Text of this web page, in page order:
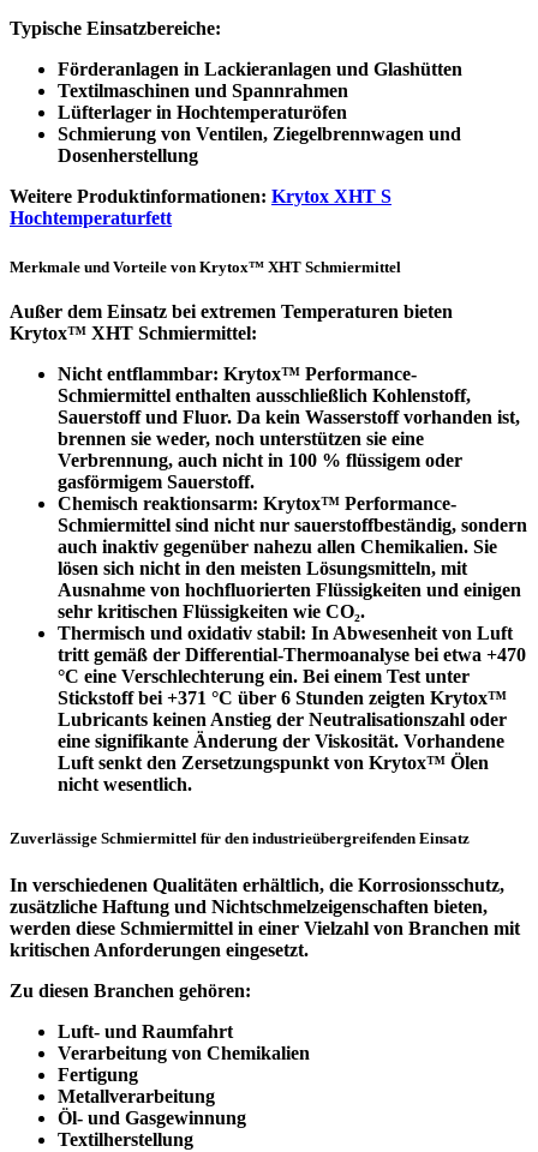
Typische Einsatzbereiche:
Förderanlagen in Lackieranlagen und Glashütten
Textilmaschinen und Spannrahmen
Lüfterlager in Hochtemperaturöfen
Schmierung von Ventilen, Ziegelbrennwagen und
Dosenherstellung
Weitere Produktinformationen: Krytox XHT S
Hochtemperaturfett
Merkmale und Vorteile von Krytox™ XHT Schmiermittel
Außer dem Einsatz bei extremen Temperaturen bieten
Krytox™ XHT Schmiermittel:
Nicht entflammbar: Krytox™ Performance-
Schmiermittel enthalten ausschließlich Kohlenstoff,
Sauerstoff und Fluor. Da kein Wasserstoff vorhanden ist,
brennen sie weder, noch unterstützen sie eine
Verbrennung, auch nicht in 100 % flüssigem oder
gasförmigem Sauerstoff.
Chemisch reaktionsarm: Krytox™ Performance-
Schmiermittel sind nicht nur sauerstoffbeständig, sondern
auch inaktiv gegenüber nahezu allen Chemikalien. Sie
lösen sich nicht in den meisten Lösungsmitteln, mit
Ausnahme von hochfluorierten Flüssigkeiten und einigen
sehr kritischen Flüssigkeiten wie CO₂.
Thermisch und oxidativ stabil: In Abwesenheit von Luft
tritt gemäß der Differential-Thermoanalyse bei etwa +470
°C eine Verschlechterung ein. Bei einem Test unter
Stickstoff bei +371 °C über 6 Stunden zeigten Krytox™
Lubricants keinen Anstieg der Neutralisationszahl oder
eine signifikante Änderung der Viskosität. Vorhandene
Luft senkt den Zersetzungspunkt von Krytox™ Ölen
nicht wesentlich.
Zuverlässige Schmiermittel für den industrieübergreifenden Einsatz
In verschiedenen Qualitäten erhältlich, die Korrosionsschutz,
zusätzliche Haftung und Nichtschmelzeigenschaften bieten,
werden diese Schmiermittel in einer Vielzahl von Branchen mit
kritischen Anforderungen eingesetzt.
Zu diesen Branchen gehören:
Luft- und Raumfahrt
Verarbeitung von Chemikalien
Fertigung
Metallverarbeitung
Öl- und Gasgewinnung
Textilherstellung